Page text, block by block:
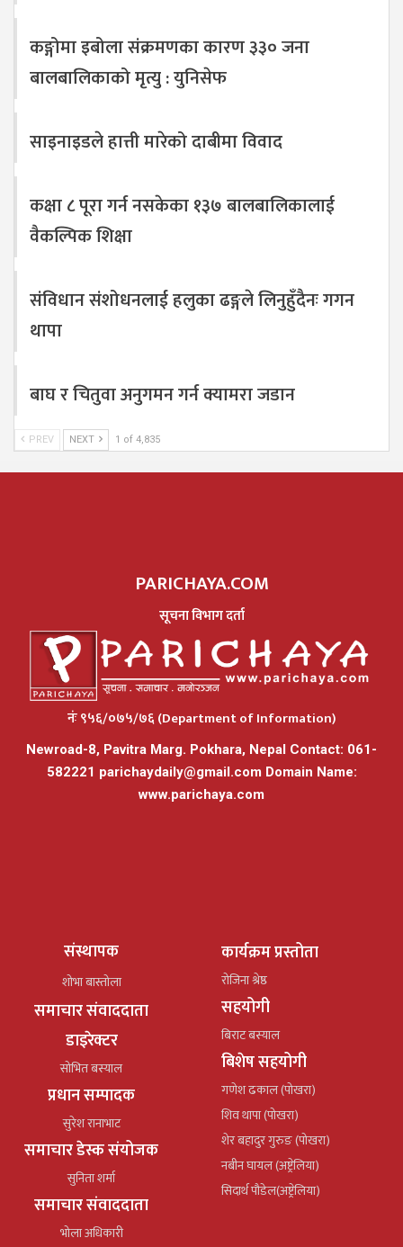
कङ्गोमा इबोला संक्रमणका कारण ३३० जना
बालबालिकाको मृत्यु : युनिसेफ
साइनाइडले हात्ती मारेको दाबीमा विवाद
कक्षा ८ पूरा गर्न नसकेका १३७ बालबालिकालाई
वैकल्पिक शिक्षा
संविधान संशोधनलाई हलुका ढङ्गले लिनुहुँदैनः गगन
थापा
बाघ र चितुवा अनुगमन गर्न क्यामरा जडान
PREV NEXT 1 of 4,835
PARICHAYA.COM
सूचना विभाग दर्ता
नंः ९५६/०७५/७६ (Department of Information)
Newroad-8, Pavitra Marg. Pokhara, Nepal Contact: 061-
582221 parichaydaily@gmail.comDomain Name:
www.parichaya.com
संस्थापक
शोभा बास्तोला
समाचार संवाददाता
डाइरेक्टर
सोभित बस्याल
प्रधान सम्पादक
सुरेश रानाभाट
समाचार डेस्क संयोजक
सुनिता शर्मा
समाचार संवाददाता
भोला अधिकारी
कार्यक्रम प्रस्तोता
रोजिना श्रेष्ठ
सहयोगी
बिराट बस्याल
बिशेष सहयोगी
गणेश ढकाल (पोखरा)
शिव थापा (पोखरा)
शेर बहादुर गुरुङ (पोखरा)
नबीन घायल (अष्ट्रेलिया)
सिदार्थ पौडेल(अष्ट्रेलिया)